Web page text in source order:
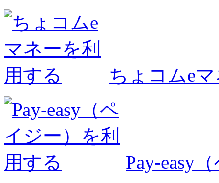
ちょコムe
Pay-easy